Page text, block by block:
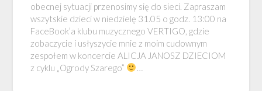
obecnej sytuacji przenosimy się do sieci. Zapraszam
wszytskie dzieci w niedzielę 31.05 o godz. 13:00 na
FaceBook’a klubu muzycznego VERTIGO, gdzie
zobaczycie i usłyszycie mnie z moim cudownym
zespołem w koncercie ALICJA JANOSZ DZIECIOM
z cyklu „Ogrody Szarego”
…